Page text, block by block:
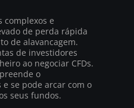
complexos e
de perda rápida
de alavancagem.
de investidores
ao negociar CFDs.
o
se pode arcar com o
seus fundos.